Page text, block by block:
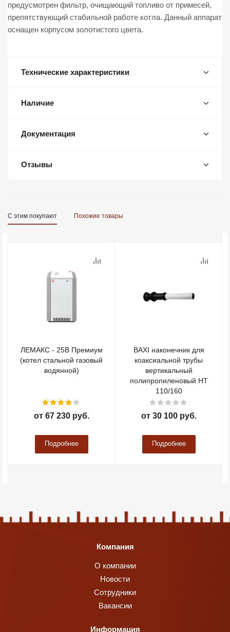
предусмотрен фильтр, очищающий топливо от примесей,
препятствующий стабильной работе котла. Данный аппарат
оснащен корпусом золотистого цвета.
Технические характеристики
Наличие
Документация
Отзывы
С этим покупают Похожие товары
ЛЕМАКС - 25В Премиум
(котел стальной газовый
водянной)
от 67 230 руб.
Подробнее
BAXI наконечник для
коаксиальной трубы
вертикальный
полипропиленовый HT
110/160
от 30 100 руб.
Подробнее
Компания
О компании
Новости
Сотрудники
Вакансии
Информация